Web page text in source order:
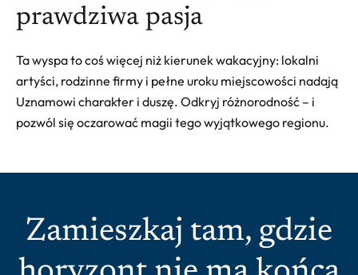
prawdziwa pasja
Ta wyspa to coś więcej niż kierunek wakacyjny: lokalni
artyści, rodzinne firmy i pełne uroku miejscowości nadają
Uznamowi charakter i duszę. Odkryj różnorodność – i
pozwól się oczarować magii tego wyjątkowego regionu.
Zamieszkaj tam, gdzie